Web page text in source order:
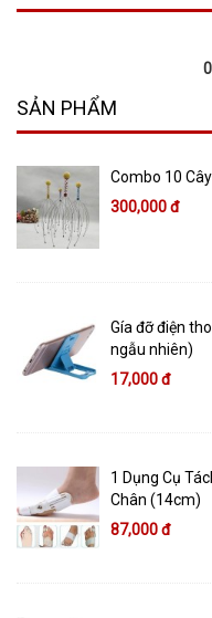
SẢN PHẨM
Combo 10
300,000 đ
Gía đỡ điện
ngẫu nhiên)
17,000 đ
1 Dụng Cụ
Chân (14cm)
87,000 đ